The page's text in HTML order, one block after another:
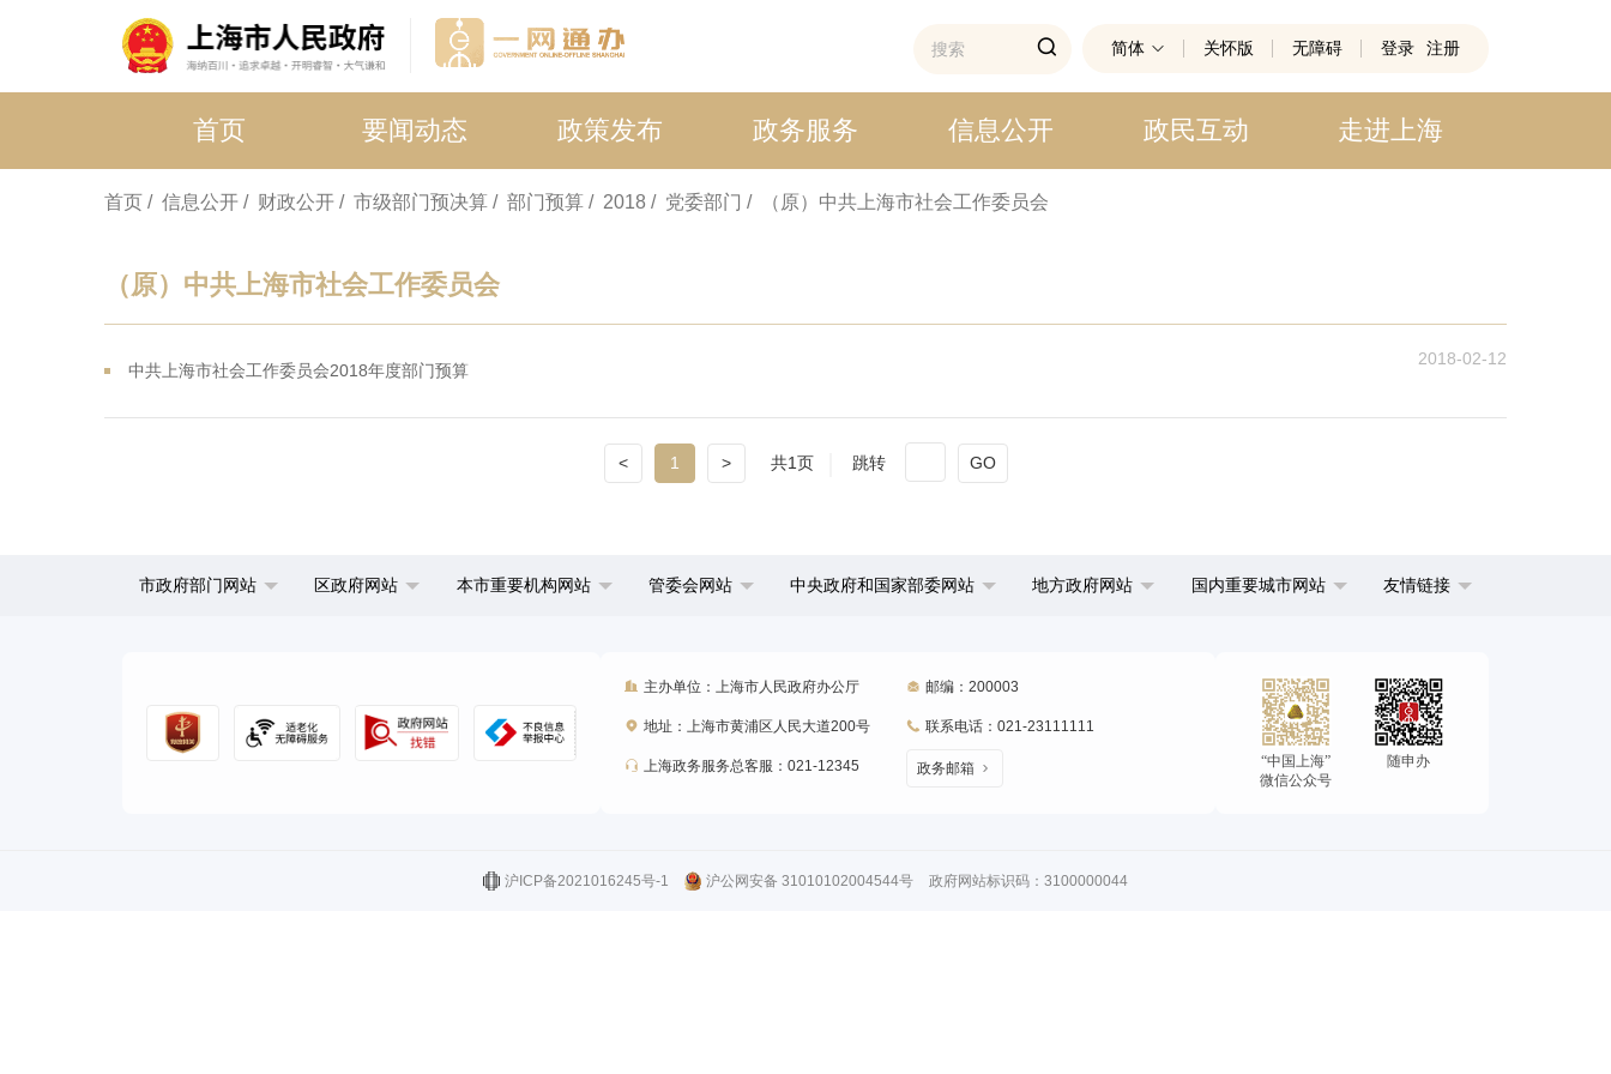
简体 关怀版 无障碍 登录 注册
首页 要闻动态 政策发布 政务服务 信息公开 政民互动 走进上海
首页 / 信息公开 / 财政公开 / 市级部门预决算 / 部门预算 / 2018 / 党委部门 / （原）中共上海市社会工作委员会
（原）中共上海市社会工作委员会
中共上海市社会工作委员会2018年度部门预算
2018-02-12
< 1 > 共1页 跳转 GO
市政府部门网站 区政府网站 本市重要机构网站 管委会网站 中央政府和国家部委网站 地方政府网站 国内重要城市网站 友情链接
主办单位：上海市人民政府办公厅
地址：上海市黄浦区人民大道200号
上海政务服务总客服：021-12345
邮编：200003
联系电话：021-23111111
政务邮箱
“中国上海”
微信公众号
随申办
沪ICP备2021016245号-1 沪公网安备 31010102004544号 政府网站标识码：3100000044